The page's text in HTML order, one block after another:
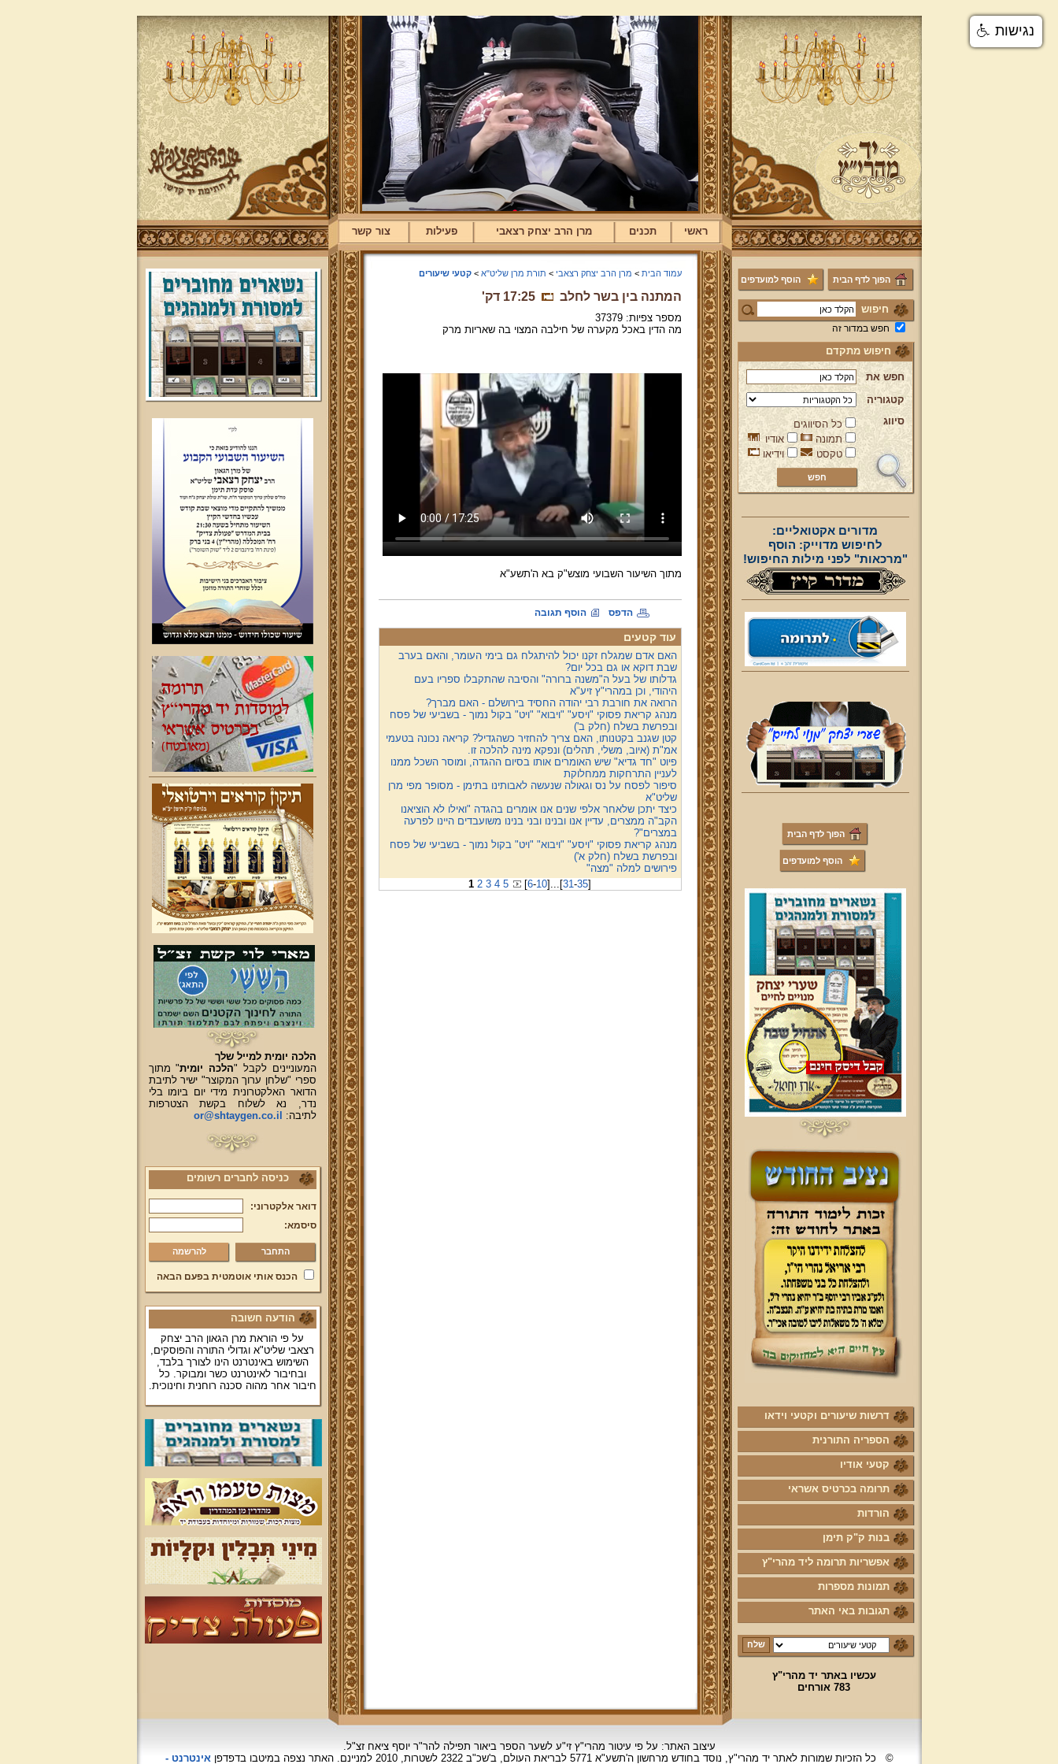
ראשי תכנים מרן הרב יצחק רצאבי פעילות צור קשר
הפוך לדף הבית הוסף למועדפים
חיפוש
חפש במדור זה
חיפוש מתקדם
חפש את
קטגוריה
סיווג
כל הסיווגים
תמונה
אודיו
טקסט
וידיאו
מדורים אקטואליים:
לחיפוש מדוייק: הוסף
"מרכאות" לפני מילות החיפוש!
הפוך לדף הבית
הוסף למועדפים
דרשות שיעורים וקטעי וידאו
הספריה התורנית
קטעי אודיו
תרומה בכרטיס אשראי
הורדות
בנות ק"ק תימן
אפשריות תרומה ליד מהרי"ץ
תמונות מספרות
תגובות באי האתר
עכשיו באתר יד מהרי"ץ
783 אורחים
עמוד הבית > מרן הרב יצחק רצאבי > תורת מרן שליט"א >קטעי שיעורים
המתנה בין בשר לחלב 17:25 דק'
מספר צפיות: 37379
מה הדין באכל מקערה של חילבה המצוי בה שאריות מרק
מתוך השיעור השבועי מוצש"ק בא ה'תשע"א
הדפס הוסף תגובה
עוד קטעים
האם אדם שמגלח זקנו יכול להיתגלח גם בימי העומר, והאם בערב
שבת דוקא או גם בכל יום?
גדלותו של בעל ה"משנה ברורה" והסיבה שהתקבלו ספריו בעם
היהודי, וכן במהרי"ץ זיע"א
הרואה את חורבת רבי יהודה החסיד בירושלם - האם מברך?
מנהג קריאת פסוקי "ויסע" "ויבוא" "ויט" בקול נמוך - בשביעי של פסח
ובפרשת בשלח (חלק ב')
קטן שגנב בקטנותו, האם צריך להחזיר כשהגדיל? קריאה נכונה בטעמי
אמ"ת (איוב, משלי, תהלים) ונפקא מינה להלכה זו.
פיוט "חד גדיא" שיש האומרים אותו בסיום ההגדה, ומוסר השכל ממנו
לעניין התרחקות ממחלוקת
סיפור לפסח על נס וגאולה שנעשה לאבותינו בתימן - מסופר מפי מרן
שליט"א
כיצד יתכן שלאחר אלפי שנים אנו אומרים בהגדה "ואילו לא הוציאנו
הקב"ה ממצרים, עדיין אנו ובנינו ובני בנינו משועבדים היינו לפרעה
במצרים"?
מנהג קריאת פסוקי "ויסע" "ויבוא" "ויט" בקול נמוך - בשביעי של פסח
ובפרשת בשלח (חלק א')
פירושים למלה "מצה"
1 2 3 4 5 [6-10] ... [31-35]
הלכה יומית למייל שלך
המעוניינים לקבל "הלכה יומית" מתוך
ספרי "שלחן ערוך המקוצר" ישיר לתיבת
הדואר האלקטרונית מידי יום ביומו בלי
נדר, נא לשלוח בקשת הצטרפות
לתיבה:
or@shtaygen.co.il
כניסה לחברים רשומים
דואר אלקטרוני:
סיסמא:
להרשמה
הכנס אותי אוטמטית בפעם הבאה
הודעה חשובה
על פי הוראת מרן הגאון הרב יצחק
רצאבי שליט"א וגדולי התורה והפוסקים,
השימוש באינטרנט הינו לצורך בלבד,
ובחיבור לאינטרנט כשר ומבוקר. כל
חיבור אחר מהוה סכנה רוחנית וחינוכית.
עיצוב האתר: על פי עיטור מהרי"ץ זי"ע לשער הספר ביאור תפילה להר"ר יוסף ציאח זצ"ל.
©
כל הזכיות שמורות לאתר יד מהרי"ץ, נוסד בחודש מרחשוןה'תשע"א 5771 לבריאת העולם, ב'שכ"ב 2322 לשטרות, 2010 למניינם. האתר נצפהבמיטבו בדפדפןאינטרנט -
נגישות